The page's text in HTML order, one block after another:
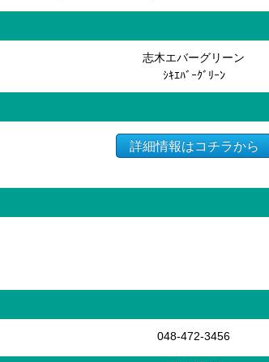
志木エバーグリーン
ｼｷｴﾊﾞｰｸﾞﾘｰﾝ
詳細情報はコチラから
048-472-3456